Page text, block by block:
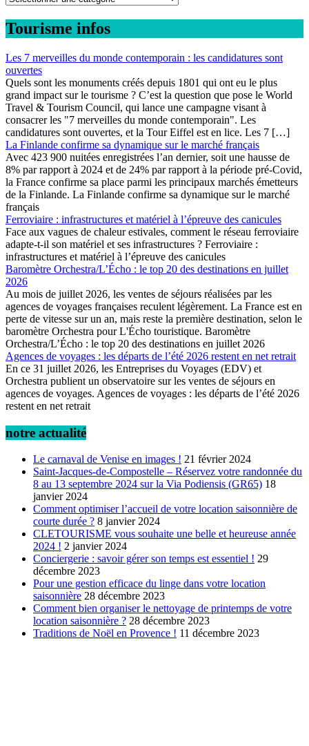
Tourisme infos
Les 7 merveilles du monde contemporain : les candidatures sont
ouvertes
Quels sont les monuments créés depuis 1801 qui ont eu le plus
grand impact sur le tourisme ? C’est la question que pose le World
Travel & Tourism Council, qui lance une campagne visant à
consacrer les "7 merveilles du monde contemporain". Les
candidatures sont ouvertes, et la Tour Eiffel est en lice. Les 7 […]
La Finlande confirme sa dynamique sur le marché français
Avec 423 900 nuitées enregistrées l’an dernier, soit une hausse de
8% par rapport à 2024 et de 24% par rapport à la période pré-Covid,
la France confirme sa place parmi les principaux marchés émetteurs
de la Finlande. La Finlande confirme sa dynamique sur le marché
français
Ferroviaire : infrastructures et matériel à l’épreuve des canicules
Face aux vagues de chaleur estivales, comment le réseau ferroviaire
adapte-t-il son matériel et ses infrastructures ? Ferroviaire :
infrastructures et matériel à l’épreuve des canicules
Baromètre Orchestra/L’Écho : le top 20 des destinations en juillet
2026
Au mois de juillet 2026, les ventes de séjours réalisées par les
agences de voyages françaises reculent légèrement. La France est en
perte de vitesse sur un an, mais reste la première destination, selon le
baromètre Orchestra pour L'Écho touristique. Baromètre
Orchestra/L’Écho : le top 20 des destinations en juillet 2026
Agences de voyages : les départs de l’été 2026 restent en net retrait
En ce 31 juillet 2026, les Entreprises du Voyages (EDV) et
Orchestra publient un observatoire sur les ventes de séjours en
agences de voyages. Agences de voyages : les départs de l’été 2026
restent en net retrait
notre actualité
Le carnaval de Venise en images ! 21 février 2024
Saint-Jacques-de-Compostelle – Réservez votre randonnée du
8 au 13 septembre 2024 sur la Via Podiensis (GR65) 18
janvier 2024
Comment optimiser l’accueil de votre location saisonnière de
courte durée ? 8 janvier 2024
CLETOURISME vous souhaite une belle et heureuse année
2024 ! 2 janvier 2024
Conciergerie : savoir gérer son temps est essentiel ! 29
décembre 2023
Pour une gestion efficace du linge dans votre location
saisonnière 28 décembre 2023
Comment bien organiser le nettoyage de printemps de votre
location saisonnière ? 28 décembre 2023
Traditions de Noël en Provence ! 11 décembre 2023